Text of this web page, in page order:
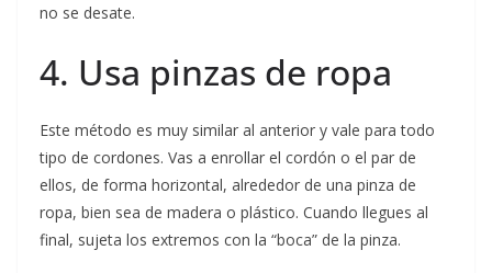
no se desate.
4. Usa pinzas de ropa
Este método es muy similar al anterior y vale para todo
tipo de cordones. Vas a enrollar el cordón o el par de
ellos, de forma horizontal, alrededor de una pinza de
ropa, bien sea de madera o plástico. Cuando llegues al
final, sujeta los extremos con la “boca” de la pinza.